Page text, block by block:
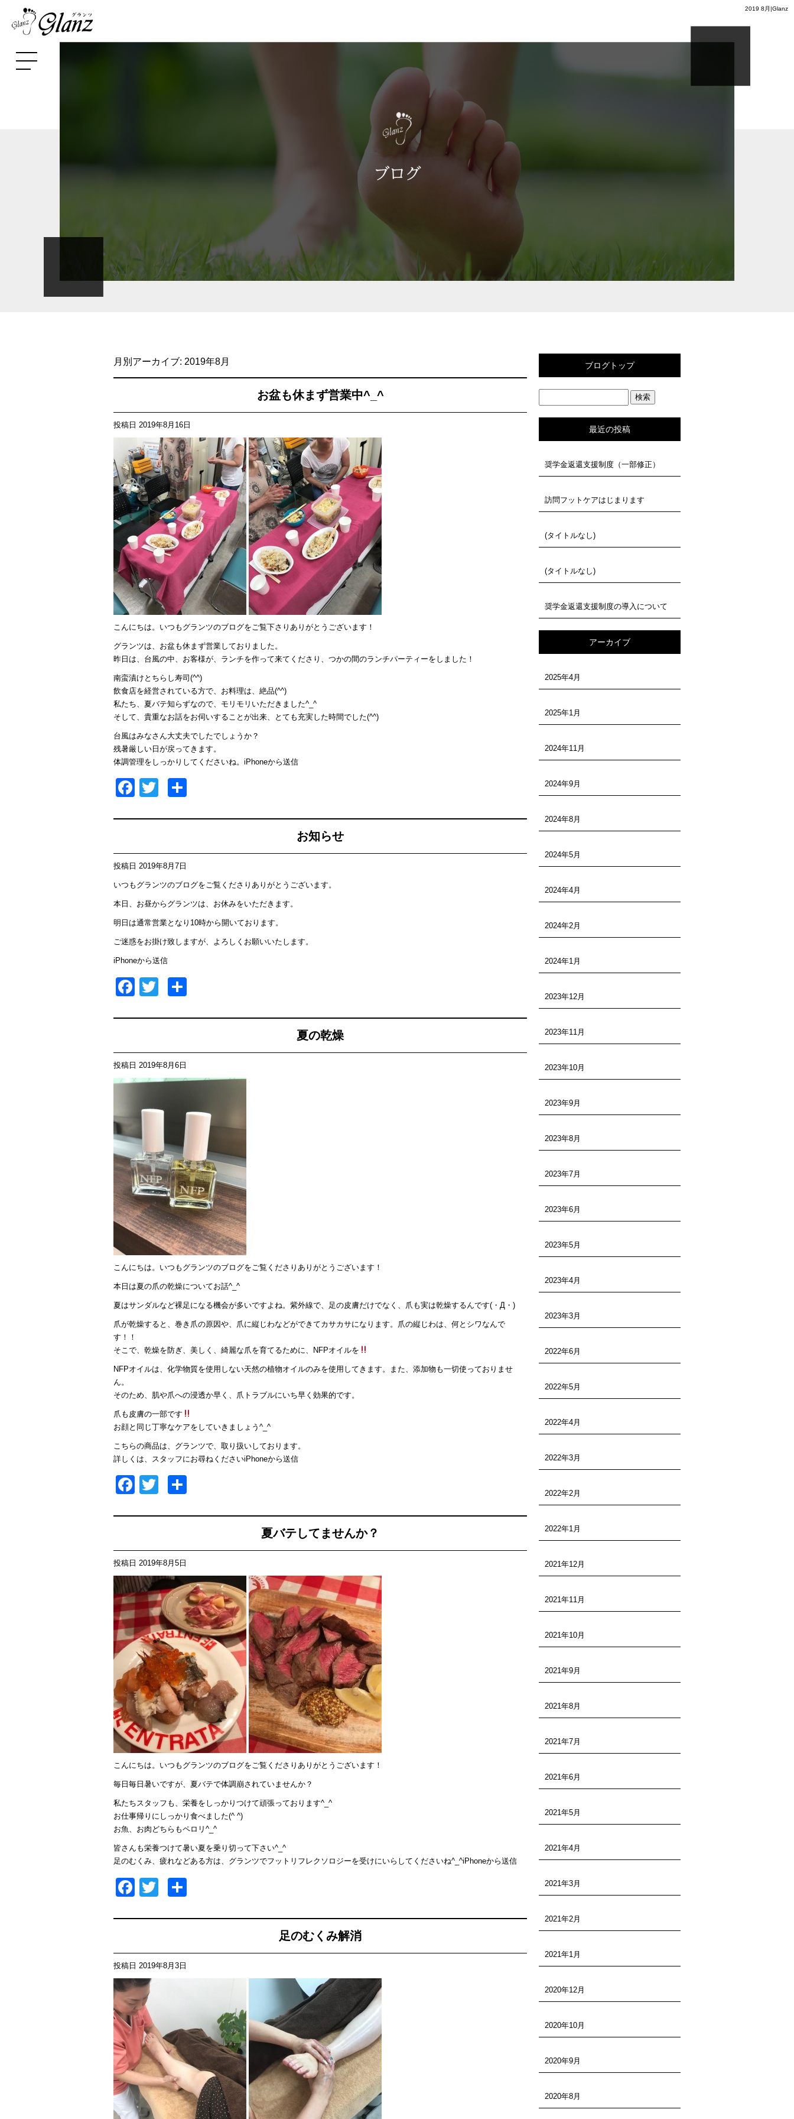
2019 8月|Glanz
月別アーカイブ: 2019年8月
お盆も休まず営業中^_^
投稿日 2019年8月16日
こんにちは。いつもグランツのブログをご覧下さりありがとうございます！
グランツは、お盆も休まず営業しておりました。
昨日は、台風の中、お客様が、ランチを作って来てくださり、つかの間のランチパーティーをしました！
南蛮漬けとちらし寿司(^^)
飲食店を経営されている方で、お料理は、絶品(^^)
私たち、夏バテ知らずなので、モリモリいただきました^_^
そして、貴重なお話をお伺いすることが出来、とても充実した時間でした(^^)
台風はみなさん大丈夫でしたでしょうか？
残暑厳しい日が戻ってきます。
体調管理をしっかりしてくださいね。iPhoneから送信
Facebook
Twitter
お知らせ
投稿日 2019年8月7日
いつもグランツのブログをご覧くださりありがとうございます。
本日、お昼からグランツは、お休みをいただきます。
明日は通常営業となり10時から開いております。
ご迷惑をお掛け致しますが、よろしくお願いいたします。
iPhoneから送信
Facebook
Twitter
夏の乾燥
投稿日 2019年8月6日
こんにちは。いつもグランツのブログをご覧くださりありがとうございます！
本日は夏の爪の乾燥についてお話^_^
夏はサンダルなど裸足になる機会が多いですよね。紫外線で、足の皮膚だけでなく、爪も実は乾燥するんです(・Д・)
爪が乾燥すると、巻き爪の原因や、爪に縦じわなどができてカサカサになります。爪の縦じわは、何とシワなんで
す！！
そこで、乾燥を防ぎ、美しく、綺麗な爪を育てるために、NFPオイルを
NFPオイルは、化学物質を使用しない天然の植物オイルのみを使用してきます。また、添加物も一切使っておりませ
ん。
そのため、肌や爪への浸透か早く、爪トラブルにいち早く効果的です。
爪も皮膚の一部です
お顔と同じ丁寧なケアをしていきましょう^_^
こちらの商品は、グランツで、取り扱いしております。
詳しくは、スタッフにお尋ねくださいiPhoneから送信
Facebook
Twitter
夏バテしてませんか？
投稿日 2019年8月5日
こんにちは。いつもグランツのブログをご覧くださりありがとうございます！
毎日毎日暑いですが、夏バテで体調崩されていませんか？
私たちスタッフも、栄養をしっかりつけて頑張っております^_^
お仕事帰りにしっかり食べました(^ ^)
お魚、お肉どちらもペロリ^_^
皆さんも栄養つけて暑い夏を乗り切って下さい^_^
足のむくみ、疲れなどある方は、グランツでフットリフレクソロジーを受けにいらしてくださいね^_^iPhoneから送信
Facebook
Twitter
足のむくみ解消
投稿日 2019年8月3日
ブログトップ
最近の投稿
奨学金返還支援制度（一部修正）
訪問フットケアはじまります
(タイトルなし)
(タイトルなし)
奨学金返還支援制度の導入について
アーカイブ
2025年4月
2025年1月
2024年11月
2024年9月
2024年8月
2024年5月
2024年4月
2024年2月
2024年1月
2023年12月
2023年11月
2023年10月
2023年9月
2023年8月
2023年7月
2023年6月
2023年5月
2023年4月
2023年3月
2022年6月
2022年5月
2022年4月
2022年3月
2022年2月
2022年1月
2021年12月
2021年11月
2021年10月
2021年9月
2021年8月
2021年7月
2021年6月
2021年5月
2021年4月
2021年3月
2021年2月
2021年1月
2020年12月
2020年10月
2020年9月
2020年8月